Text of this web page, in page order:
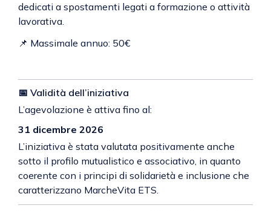
dedicati a spostamenti legati a formazione o attività
lavorativa.
📌 Massimale annuo: 50€
📅 Validità dell’iniziativa
L’agevolazione è attiva fino al:
31 dicembre 2026
L’iniziativa è stata valutata positivamente anche
sotto il profilo mutualistico e associativo, in quanto
coerente con i principi di solidarietà e inclusione che
caratterizzano MarcheVita ETS.